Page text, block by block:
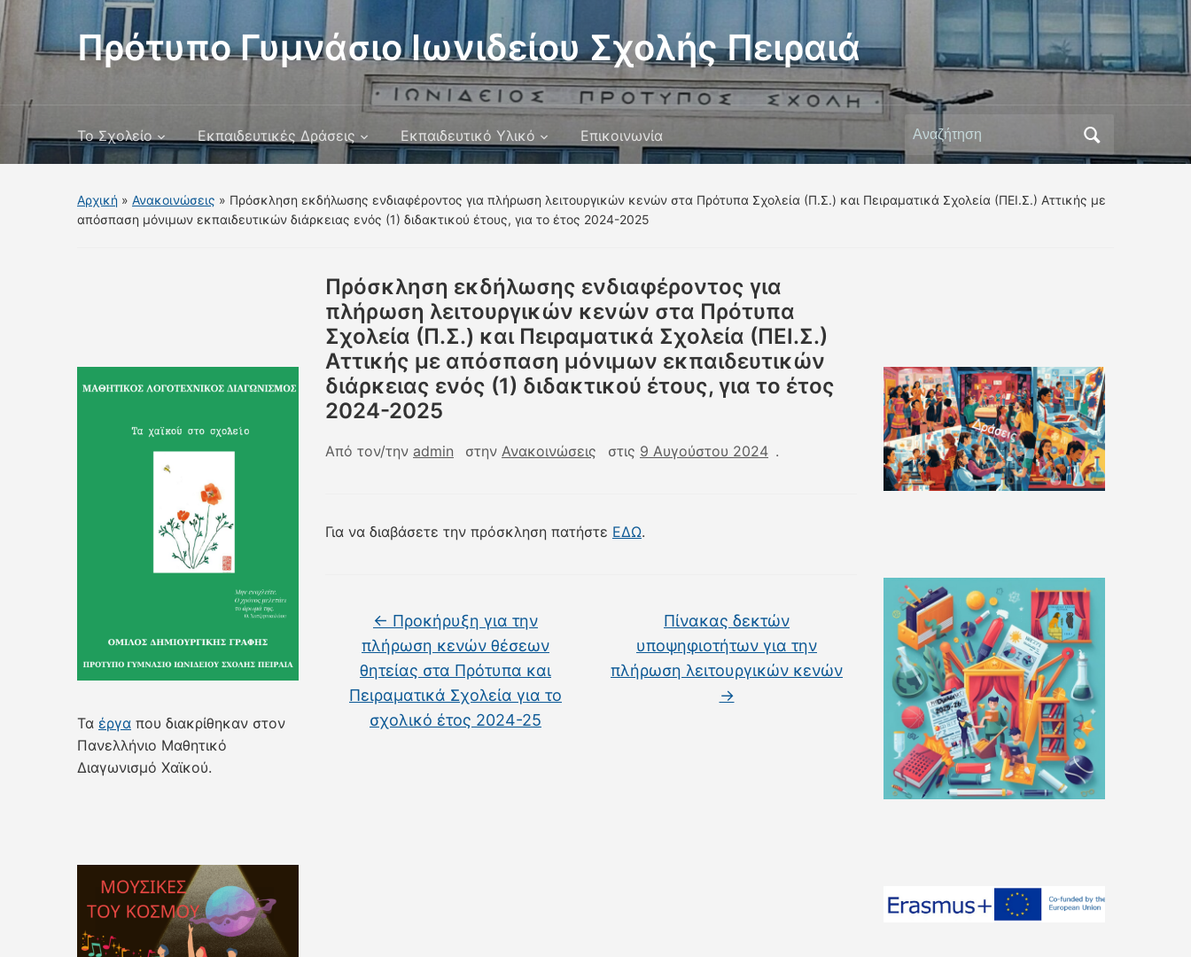
Πρότυπο Γυμνάσιο Ιωνιδείου Σχολής Πειραιά
Το Σχολείο Εκπαιδευτικές Δράσεις Εκπαιδευτικό Υλικό Επικοινωνία
Αναζήτηση
για:
Αρχική » Ανακοινώσεις » Πρόσκληση εκδήλωσης ενδιαφέροντος για πλήρωση λειτουργικών κενών στα Πρότυπα Σχολεία (Π.Σ.) και Πειραματικά Σχολεία (ΠΕΙ.Σ.) Αττικής με
απόσπαση μόνιμων εκπαιδευτικών διάρκειας ενός (1) διδακτικού έτους, για το έτος 2024-2025
Τα έργα που διακρίθηκαν στον
Πανελλήνιο Μαθητικό
Διαγωνισμό Χαϊκού.
Πρόσκληση εκδήλωσης ενδιαφέροντος για
πλήρωση λειτουργικών κενών στα Πρότυπα
Σχολεία (Π.Σ.) και Πειραματικά Σχολεία (ΠΕΙ.Σ.)
Αττικής με απόσπαση μόνιμων εκπαιδευτικών
διάρκειας ενός (1) διδακτικού έτους, για το έτος
2024-2025
Από τον/την admin στην Ανακοινώσεις στις 9 Αυγούστου 2024 .
Για να διαβάσετε την πρόσκληση πατήστε ΕΔΩ.
← Προκήρυξη για την
πλήρωση κενών θέσεων
θητείας στα Πρότυπα και
Πειραματικά Σχολεία για το
σχολικό έτος 2024-25
Πίνακας δεκτών
υποψηφιοτήτων για την
πλήρωση λειτουργικών κενών
→